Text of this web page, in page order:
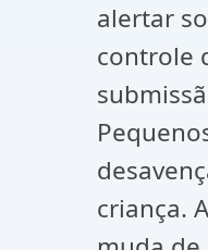
alertar
controle
criança.